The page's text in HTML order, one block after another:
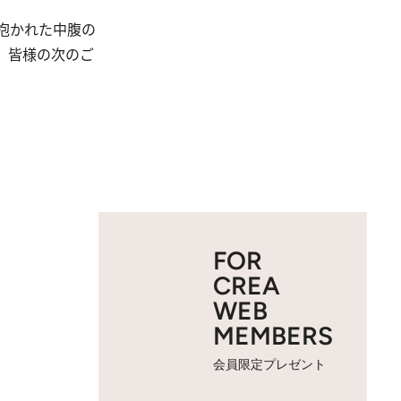
かれた中腹の
皆様の次のご
FOR
CREA
WEB
MEMBERS
会員限定プレゼント